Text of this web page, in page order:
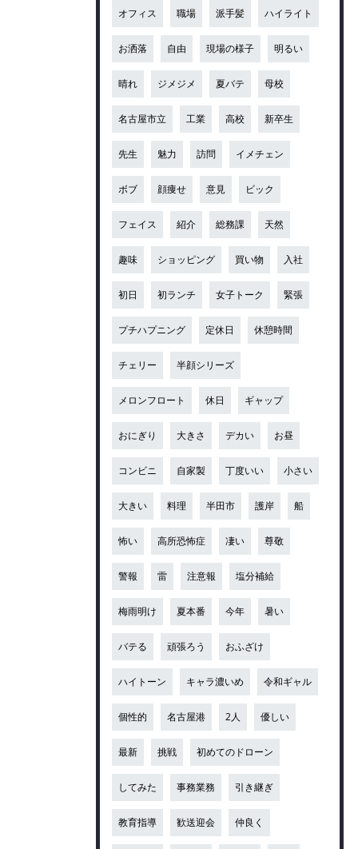
オフィス 職場 派手髪 ハイライト
お洒落 自由 現場の様子 明るい
晴れ ジメジメ 夏バテ 母校
名古屋市立 工業 高校 新卒生
先生 魅力 訪問 イメチェン
ボブ 顔痩せ 意見 ビック
フェイス 紹介 総務課 天然
趣味 ショッピング 買い物 入社
初日 初ランチ 女子トーク 緊張
プチハプニング 定休日 休憩時間
チェリー 半顔シリーズ
メロンフロート 休日 ギャップ
おにぎり 大きさ デカい お昼
コンビニ 自家製 丁度いい 小さい
大きい 料理 半田市 護岸 船
怖い 高所恐怖症 凄い 尊敬
警報 雷 注意報 塩分補給
梅雨明け 夏本番 今年 暑い
バテる 頑張ろう おふざけ
ハイトーン キャラ濃いめ 令和ギャル
個性的 名古屋港 2人 優しい
最新 挑戦 初めてのドローン
してみた 事務業務 引き継ぎ
教育指導 歓送迎会 仲良く